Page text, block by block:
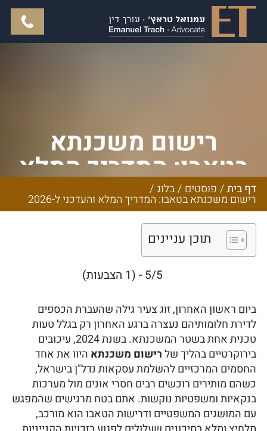
רישום משכנתא
בטאבו: המדריך המלא
והעדכני ל-2026 דף בית/ פוסטים /בלוג/
רישום משכנתא בטאבו: המדריך המלא והעדכני ל-2026
תוכן עניינים
5/5 - (1 הצבעות)
ביום ראשון האחרון, זוג צעיר גילה שהעברת הכספים
לדירת חלומותיהם נעצרה ברגע האחרון רק בגלל טעות
טכנית אחת בשטר המשכנתא. בשנת 2024, עיכובים
בירוקרטיים בהליך שלרישום משכנתא היוו את אחד
החסמים המרכזיים להשלמת עסקאות נדל"ן בישראל,
כשהם מותירים רוכשים רבים חסרי אונים מול מערכות
בנקאיות ומשפטיות נוקשות. אתם בטח מרגישים שהמפגש
עם המושגים המשפטיים ודרישות הטאבו הוא מורכב,